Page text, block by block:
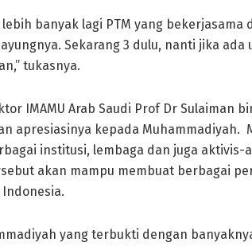
banyak lagi PTM yang bekerjasama
Sekarang 3 dulu, nanti jika
tukasnya.
IMAMU Arab Saudi Prof Dr Sulaiman
apresiasinya kepada Muhammadiyah.
institusi, lembaga dan juga
akan mampu membuat berbagai
yang terbukti dengan